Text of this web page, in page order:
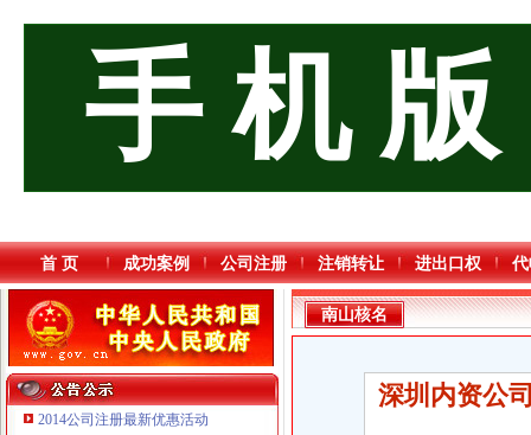
手 机 版
首 页 成功案例 公司注册 注销转让 进出口权
2014公司注册最新优惠活动
南山核名
深圳内资公